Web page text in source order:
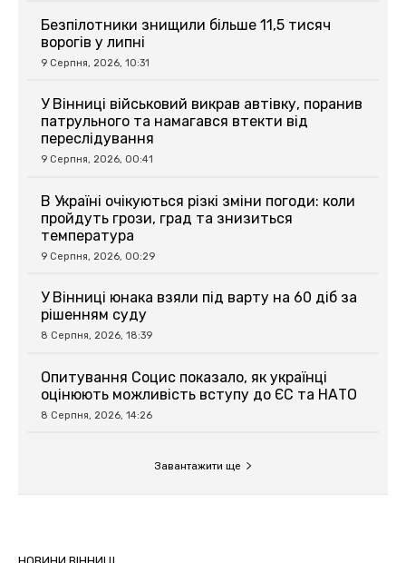
Безпілотники знищили більше 11,5 тисяч
ворогів у липні
9 Серпня, 2026, 10:31
У Вінниці військовий викрав автівку, поранив
патрульного та намагався втекти від
переслідування
9 Серпня, 2026, 00:41
В Україні очікуються різкі зміни погоди: коли
пройдуть грози, град та знизиться
температура
9 Серпня, 2026, 00:29
У Вінниці юнака взяли під варту на 60 діб за
рішенням суду
8 Серпня, 2026, 18:39
Опитування Социс показало, як українці
оцінюють можливість вступу до ЄС та НАТО
8 Серпня, 2026, 14:26
Завантажити ще